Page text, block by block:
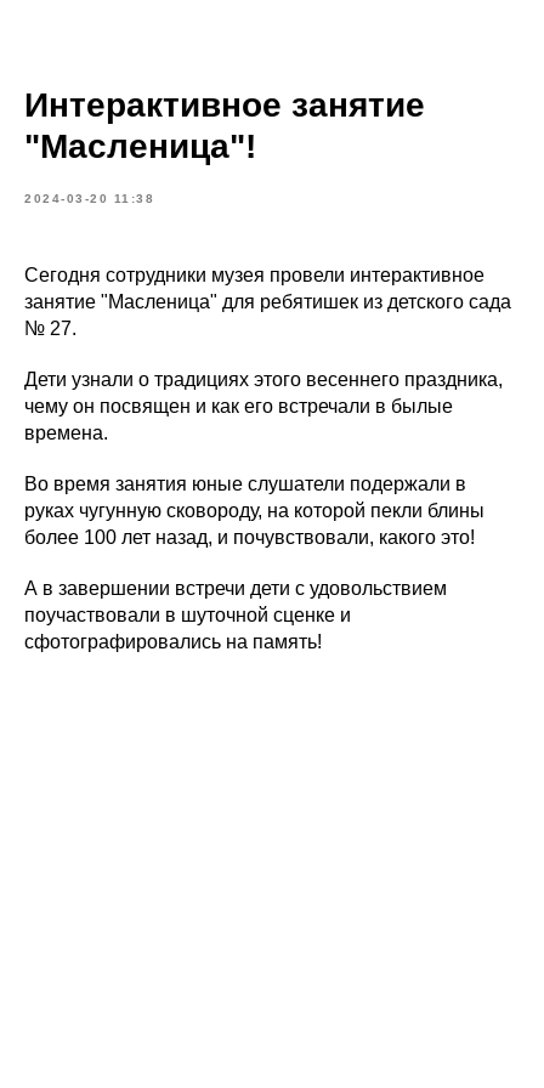
Интерактивное занятие
"Масленица"!
2024-03-20 11:38
Сегодня сотрудники музея провели интерактивное
занятие "Масленица" для ребятишек из детского сада
№ 27.
Дети узнали о традициях этого весеннего праздника,
чему он посвящен и как его встречали в былые
времена.
Во время занятия юные слушатели подержали в
руках чугунную сковороду, на которой пекли блины
более 100 лет назад, и почувствовали, какого это!
А в завершении встречи дети с удовольствием
поучаствовали в шуточной сценке и
сфотографировались на память!